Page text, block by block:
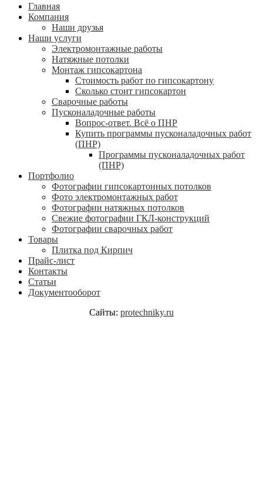
Главная
Компания
Наши друзья
Наши услуги
Электромонтажные работы
Натяжные потолки
Монтаж гипсокартона
Стоимость работ по гипсокартону
Сколько стоит гипсокартон
Сварочные работы
Пусконаладочные работы
Вопрос-ответ. Всё о ПНР
Купить программы пусконаладочных работ
(ПНР)
Программы пусконаладочных работ
(ПНР)
Портфолио
Фотографии гипсокартонных потолков
Фото электромонтажных работ
Фотографии натяжных потолков
Свежие фотографии ГКЛ-конструкций
Фотографии сварочных работ
Товары
Плитка под Кирпич
Прайс-лист
Контакты
Статьи
Документооборот
Сайты: protechniky.ru